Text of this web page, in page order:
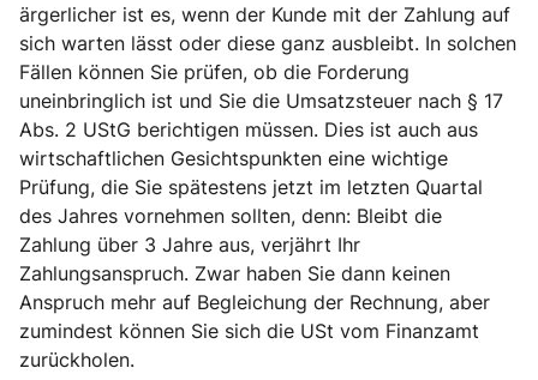
ärgerlicher ist es, wenn der Kunde mit der Zahlung auf
sich warten lässt oder diese ganz ausbleibt. In solchen
Fällen können Sie prüfen, ob die Forderung
uneinbringlich ist und Sie die Umsatzsteuer nach § 17
Abs. 2 UStG berichtigen müssen. Dies ist auch aus
wirtschaftlichen Gesichtspunkten eine wichtige
Prüfung, die Sie spätestens jetzt im letzten Quartal
des Jahres vornehmen sollten, denn: Bleibt die
Zahlung über 3 Jahre aus, verjährt Ihr
Zahlungsanspruch. Zwar haben Sie dann keinen
Anspruch mehr auf Begleichung der Rechnung, aber
zumindest können Sie sich die USt vom Finanzamt
zurückholen.